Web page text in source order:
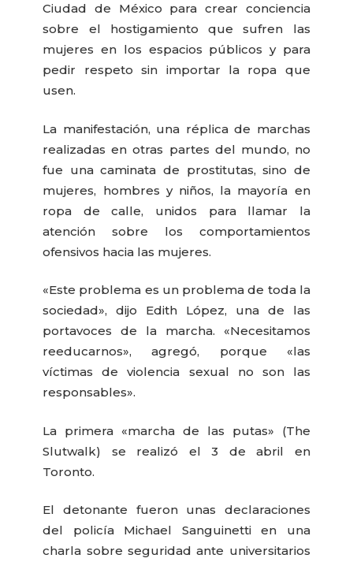
Ciudad de México para crear conciencia
sobre el hostigamiento que sufren las
mujeres en los espacios públicos y para
pedir respeto sin importar la ropa que
usen.
La manifestación, una réplica de marchas
realizadas en otras partes del mundo, no
fue una caminata de prostitutas, sino de
mujeres, hombres y niños, la mayoría en
ropa de calle, unidos para llamar la
atención sobre los comportamientos
ofensivos hacia las mujeres.
«Este problema es un problema de toda la
sociedad», dijo Edith López, una de las
portavoces de la marcha. «Necesitamos
reeducarnos», agregó, porque «las
víctimas de violencia sexual no son las
responsables».
La primera «marcha de las putas» (The
Slutwalk) se realizó el 3 de abril en
Toronto.
El detonante fueron unas declaraciones
del policía Michael Sanguinetti en una
charla sobre seguridad ante universitarios